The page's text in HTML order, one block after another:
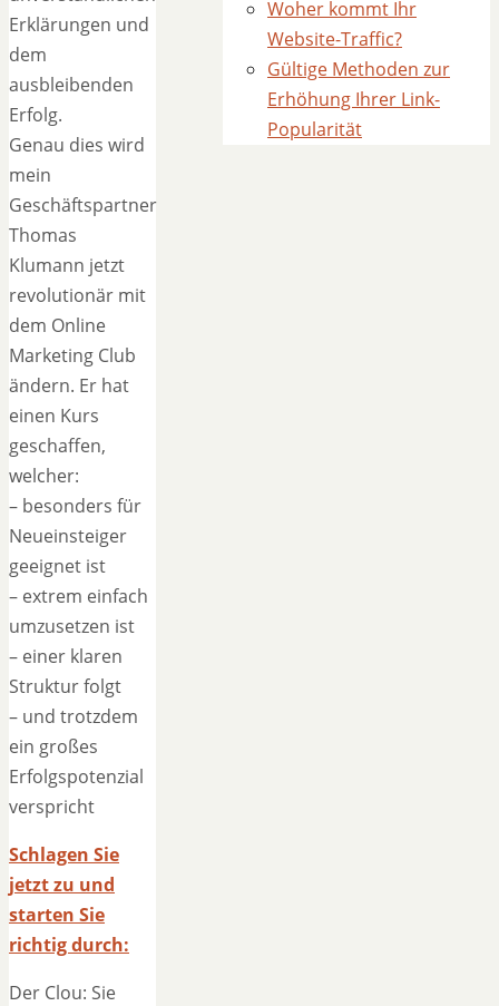
Erklärungen und
dem
ausbleibenden
Erfolg.
Genau dies wird
mein
Geschäftspartner
Thomas
Klumann jetzt
revolutionär mit
dem Online
Marketing Club
ändern. Er hat
einen Kurs
geschaffen,
welcher:
– besonders für
Neueinsteiger
geeignet ist
– extrem einfach
umzusetzen ist
– einer klaren
Struktur folgt
– und trotzdem
ein großes
Erfolgspotenzial
verspricht
Schlagen Sie
jetzt zu und
starten Sie
richtig durch:
Der Clou: Sie
Woher kommt Ihr
Website-Traffic?
Gültige Methoden zur
Erhöhung Ihrer Link-
Popularität